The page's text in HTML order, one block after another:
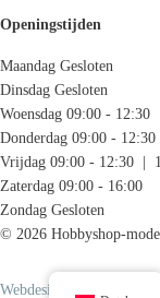
Openingstijden
Maandag Gesloten
Dinsdag Gesloten
Woensdag 09:00 - 12:30
Donderdag 09:00 -
Vrijdag 09:00 - 12:30 |
Zaterdag 09:00 - 16:00
Zondag Gesloten
© 2026 Hobbyshop-
Webdesign door